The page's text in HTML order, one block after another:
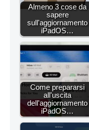
Almeno 3 cose da
sapere
sull'aggiornamento
iPadOS…
Come prepararsi
all'uscita
dell'aggiornamento
iPadOS…